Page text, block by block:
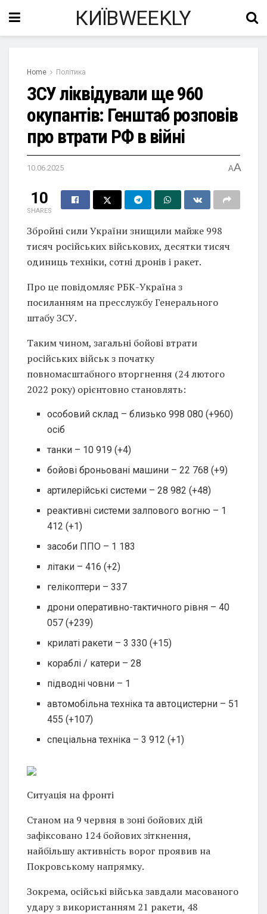
КИЇВWEEKLY
Home Політика
ЗСУ ліквідували ще 960
окупантів: Генштаб розповів
про втрати РФ в війні
10.06.2025 AA
10
SHARES
Збройні сили України знищили майже 998
тисяч російських військових, десятки тисяч
одиниць техніки, сотні дронів і ракет.
Про це повідомляє РБК-Україна з
посиланням на пресслужбу Генерального
штабу ЗСУ.
Таким чином, загальні бойові втрати
російських військ з початку
повномасштабного вторгнення (24 лютого
2022 року) орієнтовно становлять:
особовий склад – близько 998 080 (+960)
осіб
танки – 10 919 (+4)
бойові броньовані машини – 22 768 (+9)
артилерійські системи – 28 982 (+48)
реактивні системи залпового вогню – 1
412 (+1)
засоби ППО – 1 183
літаки – 416 (+2)
гелікоптери – 337
дрони оперативно-тактичного рівня – 40
057 (+239)
крилаті ракети – 3 330 (+15)
кораблі / катери – 28
підводні човни – 1
автомобільна техніка та автоцистерни – 51
455 (+107)
спеціальна техніка – 3 912 (+1)
Ситуація на фронті
Станом на 9 червня в зоні бойових дій
зафіксовано 124 бойових зіткнення,
найбільшу активність ворог проявив на
Покровському напрямку.
Зокрема, осійські війська завдали масованого
удару з використанням 21 ракети, 48